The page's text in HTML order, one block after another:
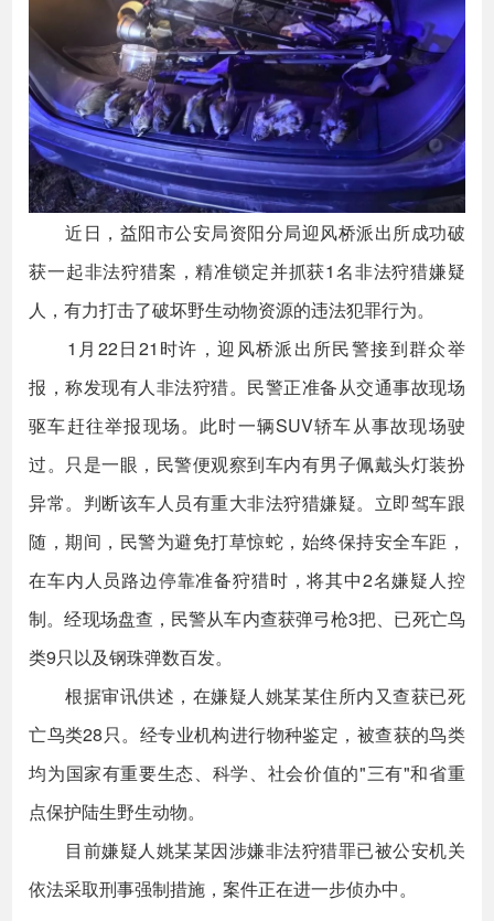
近日，益阳市公安局资阳分局迎风桥派出所成功破
获一起非法狩猎案，精准锁定并抓获1名非法狩猎嫌疑
人，有力打击了破坏野生动物资源的违法犯罪行为。
1月22日21时许，迎风桥派出所民警接到群众举
报，称发现有人非法狩猎。民警正准备从交通事故现场
驱车赶往举报现场。此时一辆SUV轿车从事故现场驶
过。只是一眼，民警便观察到车内有男子佩戴头灯装扮
异常。判断该车人员有重大非法狩猎嫌疑。立即驾车跟
随，期间，民警为避免打草惊蛇，始终保持安全车距，
在车内人员路边停靠准备狩猎时，将其中2名嫌疑人控
制。经现场盘查，民警从车内查获弹弓枪3把、已死亡鸟
类9只以及钢珠弹数百发。
根据审讯供述，在嫌疑人姚某某住所内又查获已死
亡鸟类28只。经专业机构进行物种鉴定，被查获的鸟类
均为国家有重要生态、科学、社会价值的"三有"和省重
点保护陆生野生动物。
目前嫌疑人姚某某因涉嫌非法狩猎罪已被公安机关
依法采取刑事强制措施，案件正在进一步侦办中。